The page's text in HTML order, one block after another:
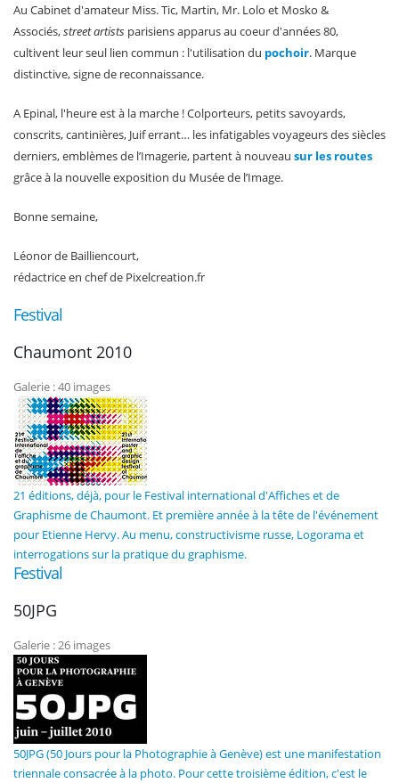
Au Cabinet d'amateur Miss. Tic, Martin, Mr. Lolo et Mosko &
Associés,street artists parisiens apparus au coeur d'années 80,
cultivent leur seul lien commun : l'utilisation du pochoir. Marque
distinctive, signe de reconnaissance.
A Epinal, l'heure est à la marche ! Colporteurs, petits savoyards,
conscrits, cantinières, Juif errant… les infatigables voyageurs des siècles
derniers, emblèmes de l’Imagerie, partent à nouveau sur les routes
grâce à la nouvelle exposition du Musée de l’Image.
Bonne semaine,
Léonor de Bailliencourt,
rédactrice en chef de Pixelcreation.fr
Festival
Chaumont 2010
Galerie : 40 images
21 éditions, déjà, pour le Festival international d'Affiches et de
Graphisme de Chaumont. Et première année à la tête de l'événement
pour Etienne Hervy. Au menu, constructivisme russe, Logorama et
interrogations sur la pratique du graphisme.
Festival
50JPG
Galerie : 26 images
50JPG (50 Jours pour la Photographie à Genève) est une manifestation
triennale consacrée à la photo. Pour cette troisième édition, c'est le